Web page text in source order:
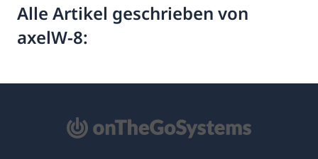
Alle Artikel geschrieben von
axelW-8: